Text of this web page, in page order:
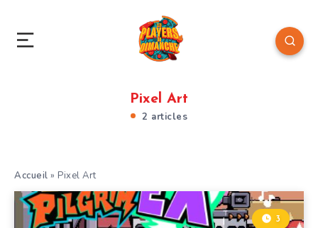
Pixel Art
2 articles
Accueil » Pixel Art
3